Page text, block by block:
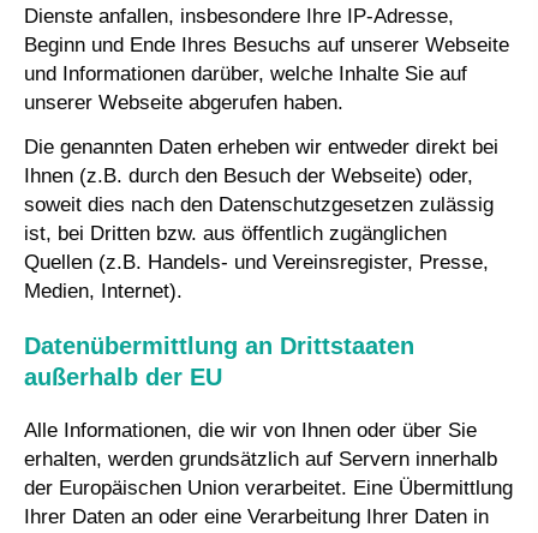
Dienste anfallen, insbesondere Ihre IP-Adresse,
Beginn und Ende Ihres Besuchs auf unserer Webseite
und Informationen darüber, welche Inhalte Sie auf
unserer Webseite abgerufen haben.
Die genannten Daten erheben wir entweder direkt bei
Ihnen (z.B. durch den Besuch der Webseite) oder,
soweit dies nach den Datenschutzgesetzen zulässig
ist, bei Dritten bzw. aus öffentlich zugänglichen
Quellen (z.B. Handels- und Vereinsregister, Presse,
Medien, Internet).
Datenübermittlung an Drittstaaten
außerhalb der EU
Alle Informationen, die wir von Ihnen oder über Sie
erhalten, werden grundsätzlich auf Servern innerhalb
der Europäischen Union verarbeitet. Eine Übermittlung
Ihrer Daten an oder eine Verarbeitung Ihrer Daten in